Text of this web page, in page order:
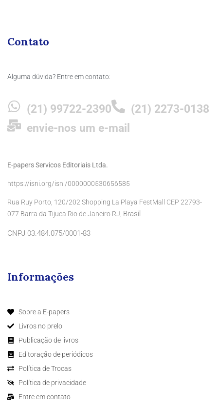
Contato
Alguma dúvida? Entre em contato:
(21) 99722-2390
(21) 2273-0138
envie-nos um e-mail
E-papers Servicos Editoriais Ltda.
https://isni.org/isni/0000000530656585
Rua Ruy Porto, 120/202 Shopping La Playa FestMall CEP 22793-
077 Barra da Tijuca Rio de Janeiro RJ, Brasil
CNPJ 03.484.075/0001-83
Informações
Sobre a E-papers
Livros no prelo
Publicação de livros
Editoração de periódicos
Política de Trocas
Política de privacidade
Entre em contato